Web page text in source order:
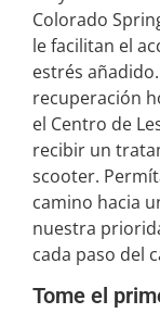
Colorado
le facilitan el
estrés
recuperación
el Centro de
recibir un
scooter.
camino hacia
nuestra
cada paso del
Tome el